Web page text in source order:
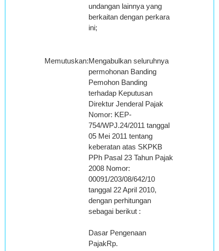
undangan lainnya yang
berkaitan dengan perkara
ini;
Memutuskan:Mengabulkan seluruhnya
permohonan Banding
Pemohon Banding
terhadap Keputusan
Direktur Jenderal Pajak
Nomor: KEP-
754/WPJ.24/2011 tanggal
05 Mei 2011 tentang
keberatan atas SKPKB
PPh Pasal 23 Tahun Pajak
2008 Nomor:
00091/203/08/642/10
tanggal 22 April 2010,
dengan perhitungan
sebagai berikut :
Dasar Pengenaan
PajakRp.